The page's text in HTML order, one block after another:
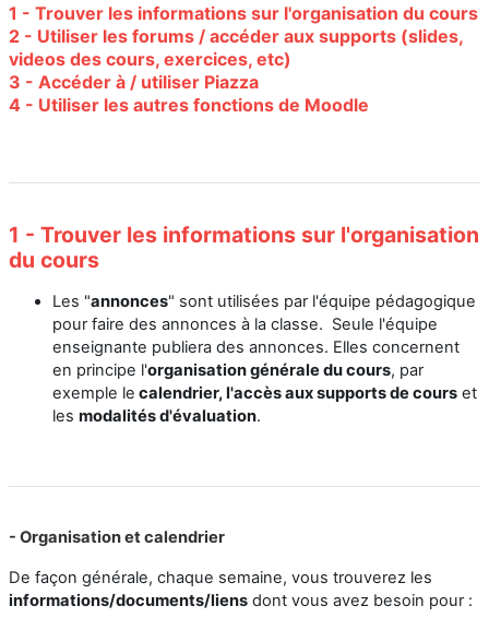
1 - Trouver les informations sur l'organisation du cours
2 - Utiliser les forums / accéder aux supports (slides,
videos des cours, exercices, etc)
3 - Accéder à / utiliser Piazza
4 - Utiliser les autres fonctions de Moodle
1 - Trouver les informations sur l'organisation
du cours
Les "annonces" sont utilisées par l'équipe pédagogique
pour faire des annonces à la classe. Seule l'équipe
enseignante publiera des annonces. Elles concernent
en principe l'organisation générale du cours, par
exemple le calendrier, l'accès aux supports de cours et
les modalités d'évaluation.
- Organisation et calendrier
De façon générale, chaque semaine, vous trouverez les
informations/documents/liens dont vous avez besoin pour :